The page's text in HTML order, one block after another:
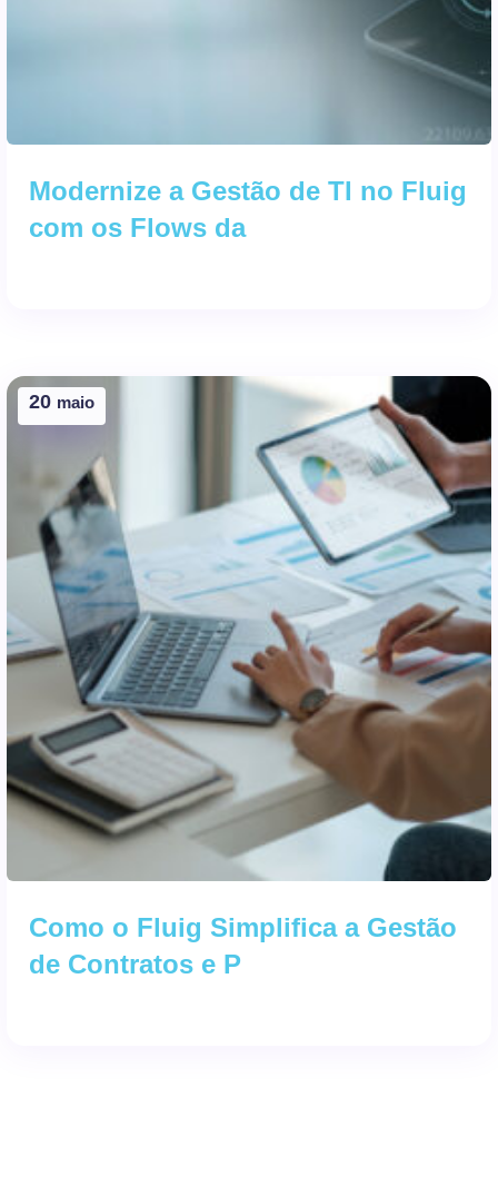
Modernize a Gestão de TI no Fluig
com os Flows da
20 maio
Como o Fluig Simplifica a Gestão
de Contratos e P